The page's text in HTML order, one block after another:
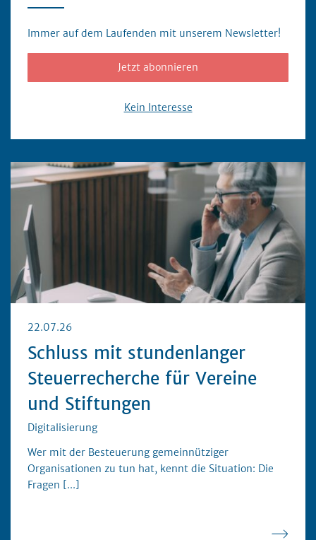
Immer auf dem Laufenden mit unserem Newsletter!
Jetzt abonnieren
Kein Interesse
22.07.26
Schluss mit stundenlanger
Steuerrecherche für Vereine
und Stiftungen
Digitalisierung
Wer mit der Besteuerung gemeinnütziger
Organisationen zu tun hat, kennt die Situation: Die
Fragen [...]